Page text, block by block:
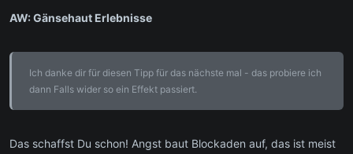
AW: Gänsehaut Erlebnisse
Ich danke dir für diesen Tipp für das nächste mal - das probiere ich
dann Falls wider so ein Effekt passiert.
Das schaffst Du schon! Angst baut Blockaden auf, das ist meist